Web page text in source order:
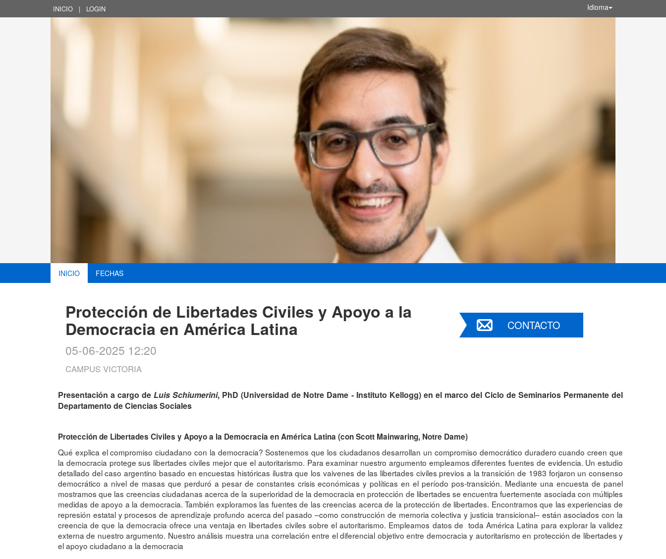
INICIO | LOGIN Idioma
INICIO FECHAS
Protección de Libertades Civiles y Apoyo a la
Democracia en América Latina
05-06-2025 12:20
CAMPUS VICTORIA
CONTACTO
Presentación a cargo deLuis Schiumerini, PhD (Universidad de Notre Dame - Instituto Kellogg) en el marco del Ciclo de Seminarios Permanente del
Departamento de Ciencias Sociales
Protección de Libertades Civiles y Apoyo a la Democracia en América Latina (con Scott Mainwaring, Notre Dame)
Qué explica el compromiso ciudadano con la democracia? Sostenemos que los ciudadanos desarrollan un compromiso democrático duradero cuando creen que
la democracia protege sus libertades civiles mejor que el autoritarismo. Para examinar nuestro argumento empleamos diferentes fuentes de evidencia. Un estudio
detallado del caso argentino basado en encuestas históricas ilustra que los vaivenes de las libertades civiles previos a la transición de 1983 forjaron un consenso
democrático a nivel de masas que perduró a pesar de constantes crisis económicas y políticas en el período pos-transición. Mediante una encuesta de panel
mostramos que las creencias ciudadanas acerca de la superioridad de la democracia en protección de libertades se encuentra fuertemente asociada con múltiples
medidas de apoyo a la democracia. También exploramos las fuentes de las creencias acerca de la protección de libertades. Encontramos que las experiencias de
represión estatal y procesos de aprendizaje profundo acerca del pasado –como construcción de memoria colectiva y justicia transicional– están asociados con la
creencia de que la democracia ofrece una ventaja en libertades civiles sobre el autoritarismo. Empleamos datos de toda América Latina para explorar la validez
externa de nuestro argumento. Nuestro análisis muestra una correlación entre el diferencial objetivo entre democracia y autoritarismo en protección de libertades y
el apoyo ciudadano a la democracia